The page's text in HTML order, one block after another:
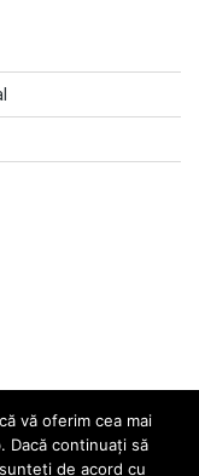
vă oferim cea mai
Dacă continuați să
de acord cu